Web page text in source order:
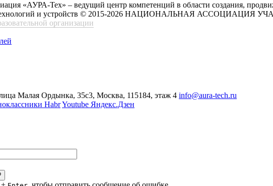
«АУРА-Тех» – ведущий центр компетенций в области создания,
и устройств © 2015-2026 НАЦИОНАЛЬНАЯ АССОЦИАЦИЯ
организации
Малая Ордынка, 35с3, Москва, 115184, этаж 4 info@aura-tech.ru
HabrYoutube Яндекс.Дзен